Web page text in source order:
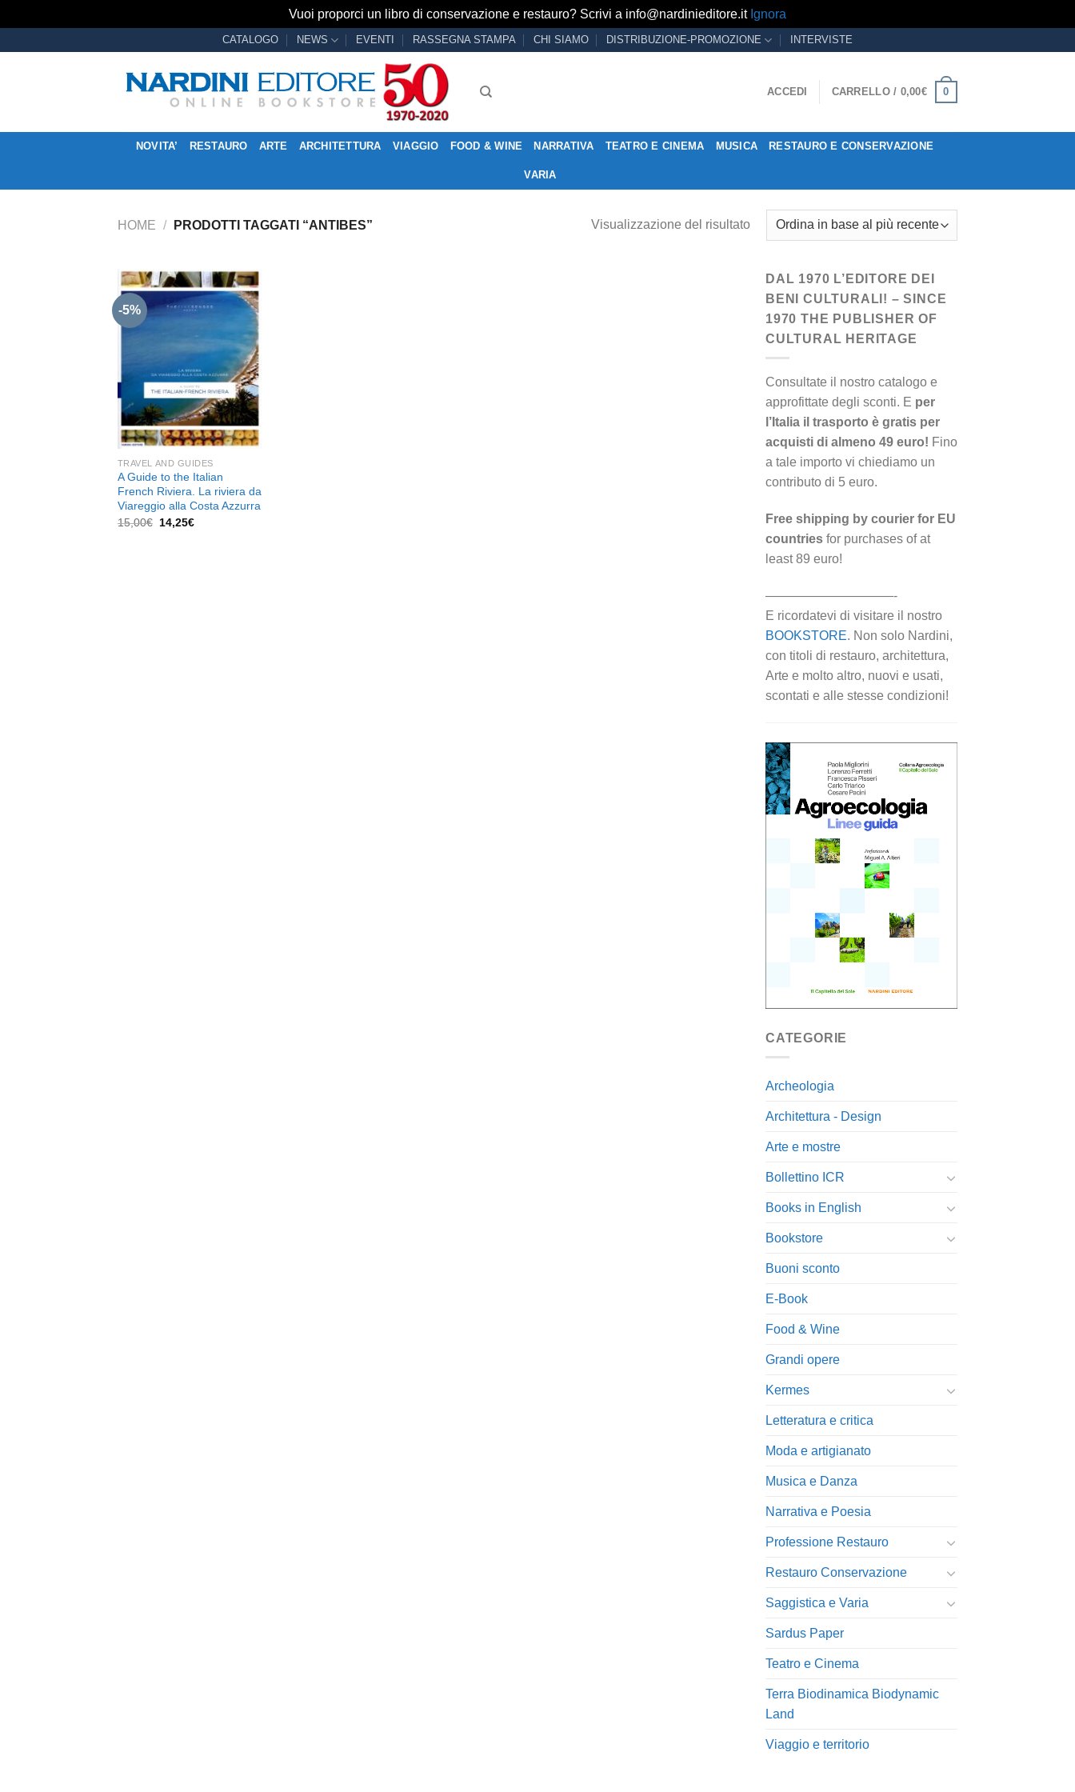
Vuoi proporci un libro di conservazione e restauro? Scrivi a info@nardinieditore.it Ignora
CATALOGO NEWS EVENTI RASSEGNA STAMPA CHI SIAMO DISTRIBUZIONE-PROMOZIONE INTERVISTE
ACCEDI CARRELLO / 0,00€ 0
NOVITA’ RESTAURO ARTE ARCHITETTURA VIAGGIO FOOD & WINE NARRATIVA TEATRO E CINEMA MUSICA RESTAURO E CONSERVAZIONE
VARIA
HOME / PRODOTTI TAGGATI “ANTIBES” Visualizzazione del risultato
-5%
Aggiungi
alla lista
dei
desideri
TRAVEL AND GUIDES
A Guide to the Italian
French Riviera. La riviera da
Viareggio alla Costa Azzurra
15,00€ Il
14,25€Il
DAL 1970 L’EDITORE DEI
BENI CULTURALI! – SINCE
1970 THE PUBLISHER OF
CULTURAL HERITAGE
Consultate il nostro catalogo e
approfittate degli sconti. E per
l’Italia il trasporto è gratis per
acquisti di almeno 49 euro! Fino
a tale importo vi chiediamo un
contributo di 5 euro.
Free shipping by courier for EU
countries for purchases of at
least 89 euro!
——————————-
E ricordatevi di visitare il nostro
BOOKSTORE. Non solo Nardini,
con titoli di restauro, architettura,
Arte e molto altro, nuovi e usati,
scontati e alle stesse condizioni!
CATEGORIE
Archeologia
Architettura - Design
Arte e mostre
Bollettino ICR
Books in English
Bookstore
Buoni sconto
E-Book
Food & Wine
Grandi opere
Kermes
Letteratura e critica
Moda e artigianato
Musica e Danza
Narrativa e Poesia
Professione Restauro
Restauro Conservazione
Saggistica e Varia
Sardus Paper
Teatro e Cinema
Terra Biodinamica Biodynamic
Land
Viaggio e territorio